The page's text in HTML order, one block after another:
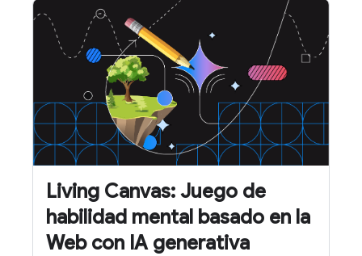
Living Canvas: Juego de
habilidad mental basado en la
Web con IA generativa